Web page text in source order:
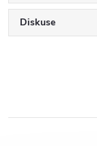
Diskuse